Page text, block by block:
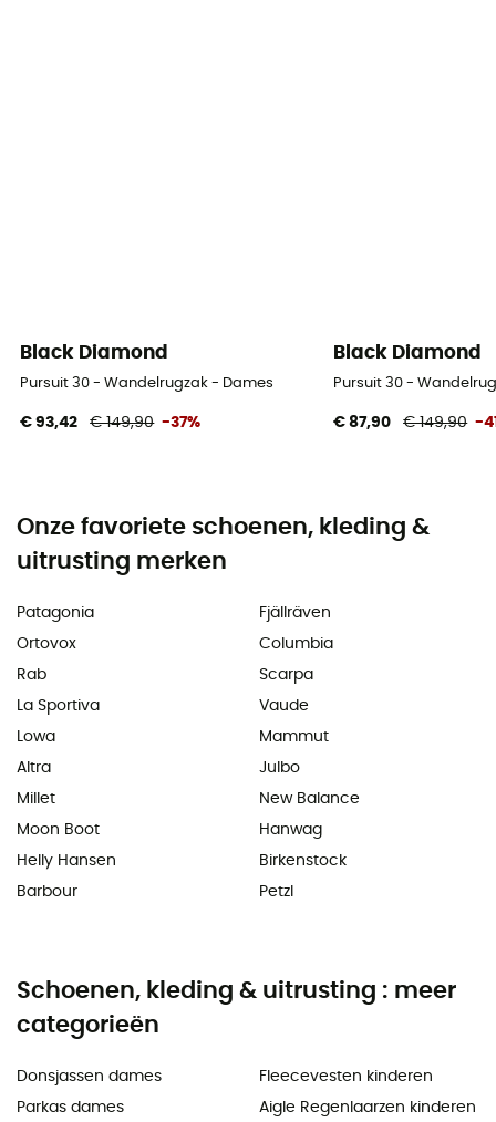
Black Diamond
Pursuit 30 - Wandelrugzak - Dames
€ 93,42 € 149,90 -37%
Black Diamond
Pursuit 30 -
€ 87,90 € 149,90 -
Onze favoriete schoenen, kleding &
uitrusting merken
Patagonia
Ortovox
Rab
La Sportiva
Lowa
Altra
Millet
Moon Boot
Helly Hansen
Barbour
Fjällräven
Columbia
Scarpa
Vaude
Mammut
Julbo
New Balance
Hanwag
Birkenstock
Petzl
Schoenen, kleding & uitrusting : meer
categorieën
Donsjassen dames
Parkas dames
Fleecevesten kinderen
Aigle Regenlaarzen kinderen